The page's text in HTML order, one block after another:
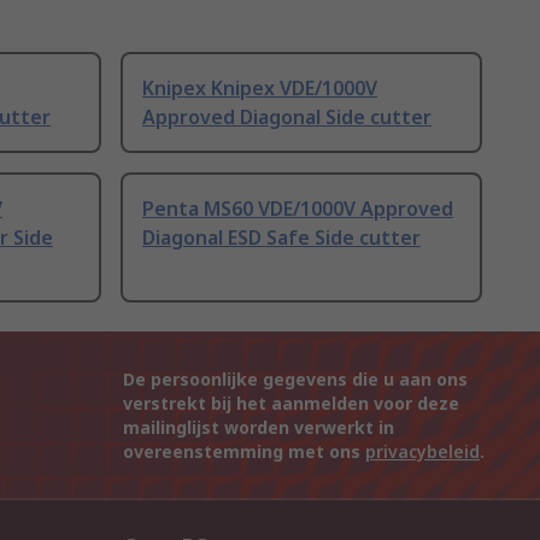
Knipex Knipex VDE/1000V
Approved Diagonal Side cutter
Side
Penta MS60 VDE/1000V Approved
Diagonal ESD Safe Side cutter
De persoonlijke gegevens die u aan ons
verstrekt bij het aanmelden voor deze
mailinglijst worden verwerkt in
overeenstemming met ons privacybeleid.